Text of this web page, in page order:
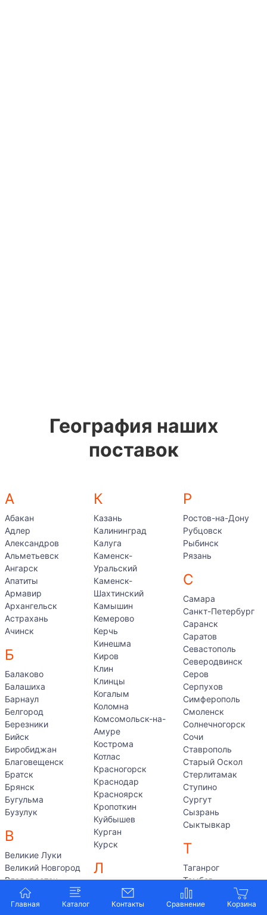
Главная Каталог Контакты
География наших
поставок
А
Абакан
Адлер
Александров
Альметьевск
Ангарск
Апатиты
Армавир
Архангельск
Астрахань
Ачинск
Б
Балаково
Балашиха
Барнаул
Белгород
Березники
Бийск
Биробиджан
Благовещенск
Братск
Брянск
Бугульма
Бузулук
В
Великие Луки
Великий Новгород
Владивосток
Владикавказ
Владимир
К
Казань
Калининград
Калуга
Каменск-
Уральский
Каменск-
Шахтинский
Камышин
Кемерово
Керчь
Кинешма
Киров
Клин
Клинцы
Когалым
Коломна
Комсомольск-на-
Амуре
Кострома
Котлас
Красногорск
Краснодар
Красноярск
Кропоткин
Куйбышев
Курган
Курск
Л
Лабытнанги
Лангепас
Р
Ростов-на-Дону
Рубцовск
Рыбинск
Рязань
С
Самара
Санкт-Петербург
Саранск
Саратов
Севастополь
Северодвинск
Серов
Серпухов
Симферополь
Смоленск
Солнечногорск
Сочи
Ставрополь
Старый Оскол
Стерлитамак
Ступино
Сургут
Сызрань
Сыктывкар
Т
Таганрог
Тамбов
Тверь
Тольятти